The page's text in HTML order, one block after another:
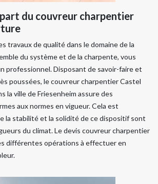
du couvreur charpentier
travaux de qualité dans le domaine de la
du système et de la charpente, vous
professionnel. Disposant de savoir-faire et
poussées, le couvreur charpentier Castel
la ville de Friesenheim assure des
aux normes en vigueur. Cela est
la stabilité et la solidité de ce dispositif sont
du climat. Le devis couvreur charpentier
différentes opérations à effectuer en